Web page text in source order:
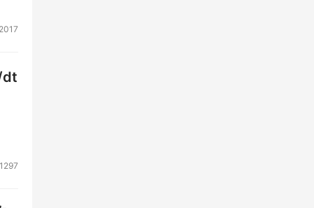
2017
dt
1297